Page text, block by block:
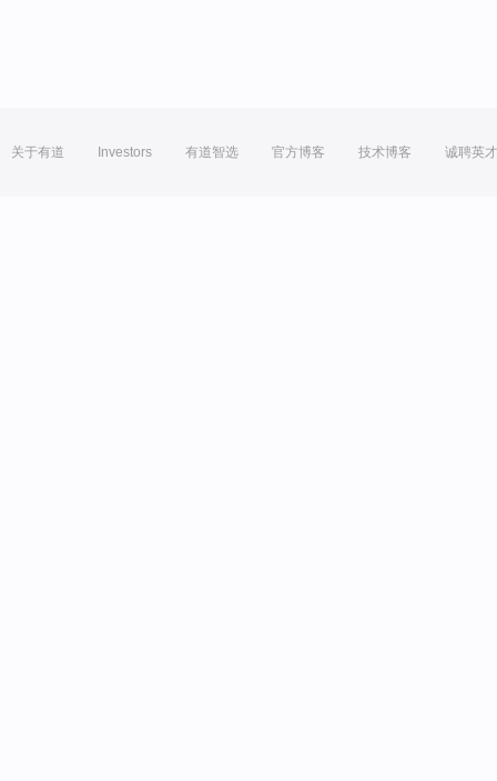
关于有道 Investors 有道智选 官方博客 技术博客 诚聘英才